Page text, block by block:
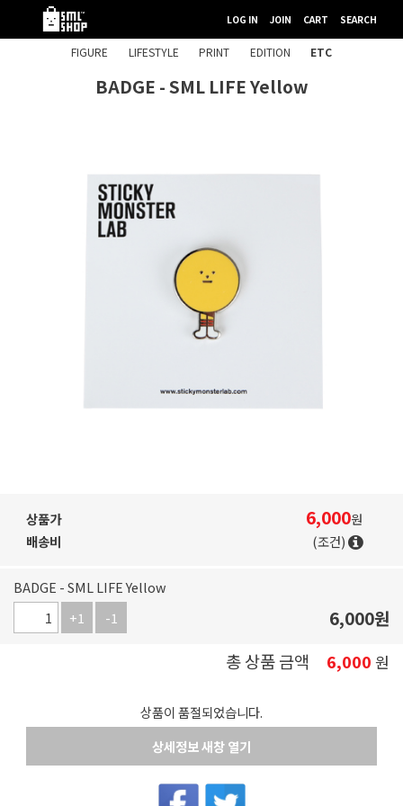
LOG IN JOIN CART SEARCH
FIGURE LIFESTYLE PRINT EDITION ETC
BADGE - SML LIFE Yellow
상품가 6,000원
배송비
(조건)
BADGE - SML LIFE Yellow
+1
-1 6,000원
총 상품 금액
6,000 원
상품이 품절되었습니다.
상세정보 새창 열기